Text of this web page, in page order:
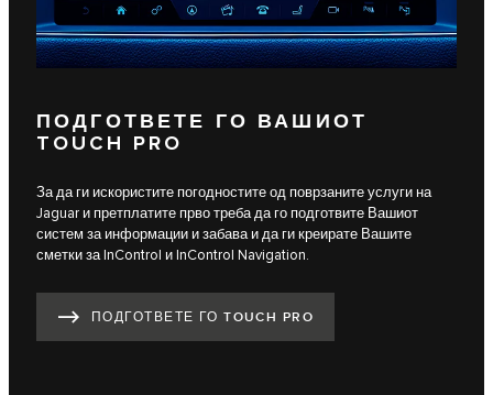
ПОДГОТВЕТЕ ГО ВАШИОТ
TOUCH PRO
За да ги искористите погодностите од поврзаните услуги на
Jaguar и претплатите прво треба да го подготвите Вашиот
систем за информации и забава и да ги креирате Вашите
сметки за InControl и InControl Navigation.
ПОДГОТВЕТЕ ГО TOUCH PRO